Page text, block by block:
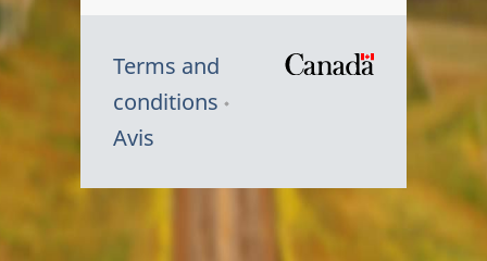
Terms and
conditions
Avis
Symbole
Canada